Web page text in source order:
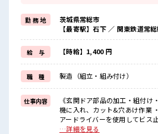
寮には駐車場があるのでマイカーの持ち込
《住宅パーツの組立・部品付け・梱包のオ
あなたのライフスタイルに合わせて勤務
明るすぎたり奇抜すぎはNGですが基本的
担当へ)☆
制服アリなのでナニ着ていこうか朝の悩み
制服通勤OK！
最初は誰でも未経験スタート！
イチからスキルUP・ステップUPしていき
一息つける休憩スペースもあります！
■職場の雰囲気
勤 務 地
茨城県常総市
【最寄駅】石下 ／ 関東鉄道常
給 与 【時給】1,400 円
職 種 製造（組立・組み付け）
仕事内容
《玄関ドア部品の加工・組付け
機に入れ、カット&穴あけ作業
アードライバーを使用してビス
備品の組付け ・完成品の梱包 ※寮アリのお仕事！一人暮らし
…詳細を見る